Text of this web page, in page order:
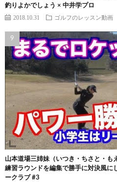
釣りよかでしょう × 中井学プロ
2018.10.31 ゴルフのレッスン動画
山本道場三姉妹（いつき・ちさと・も
練習ラウンドを編集で勝手に対決風に
ークラブ #3